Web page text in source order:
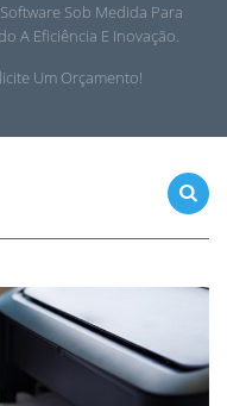
Sob Medida Para
A Eficiência E Inovação.
Um Orçamento!